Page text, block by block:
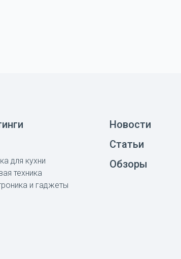
для кухни
техника
и гаджеты
Новости
Статьи
Обзоры